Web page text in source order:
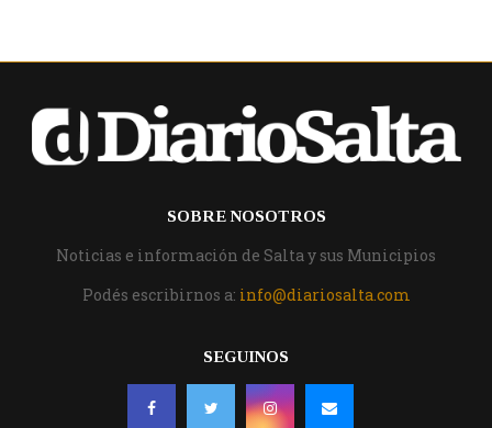
SOBRE NOSOTROS
Noticias e información de Salta y sus Municipios
Podés escribirnos a: info@diariosalta.com
SEGUINOS